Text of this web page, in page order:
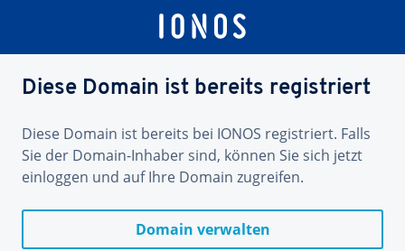
Diese Domain ist bereits registriert
Diese Domain ist bereits bei IONOS registriert. Falls
Sie der Domain-Inhaber sind, können Sie sich jetzt
einloggen und auf Ihre Domain zugreifen.
Domain verwalten